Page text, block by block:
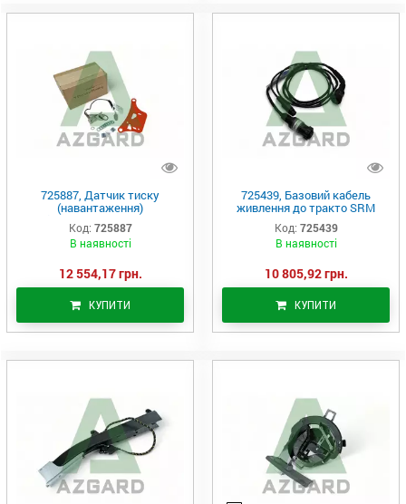
725887, Датчик тиску
(навантаження)
White/MF/Challenger 9000
(725881), (Precision Planting)
Код: 725887
В наявності
12 554,17 грн.
КУПИТИ
725439, Базовий кабель
живлення до тракто SRM
(vDrive, DeltaForce, Speedtube,
vSet Select), (Precision
Planting)
Код: 725439
В наявності
10 805,92 грн.
КУПИТИ